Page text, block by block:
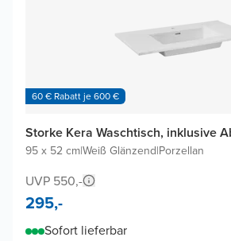
60 € Rabatt je 600 €
Storke Kera Waschtisch, inklusive
95 x 52 cm|Weiß Glänzend|Porzellan
UVP 550,-
295,-
Sofort lieferbar